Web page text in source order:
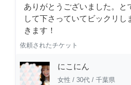
ありがとうございました。と
して下さっていてビックリし
きます！
依頼されたチケット
にこにん
女性 / 30代 / 千葉県